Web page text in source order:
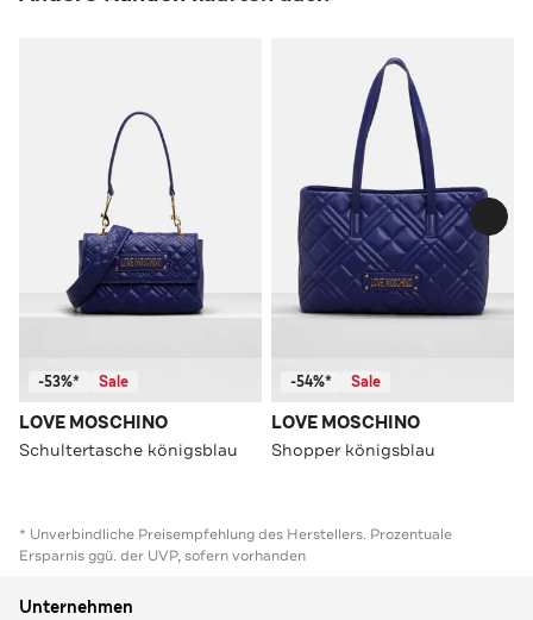
-53%* Sale
LOVE MOSCHINO
Schultertasche königsblau
-54%* Sale
LOVE MOSCHINO
Shopper königsblau
* Unverbindliche Preisempfehlung des Herstellers. Prozentuale
Ersparnis ggü. der UVP, sofern vorhanden
Unternehmen